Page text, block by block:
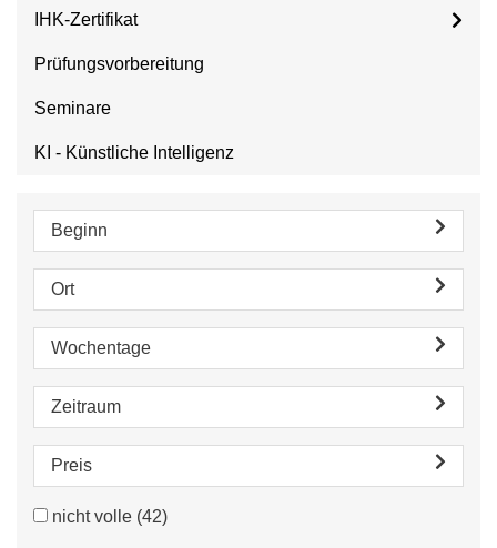
IHK-Zertifikat
Prüfungsvorbereitung
Seminare
KI - Künstliche Intelligenz
Beginn
Ort
Wochentage
Zeitraum
Preis
nicht volle (42)